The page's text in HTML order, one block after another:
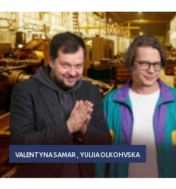
VALENTYNA SAMAR YULIIA OLKOHVSKA